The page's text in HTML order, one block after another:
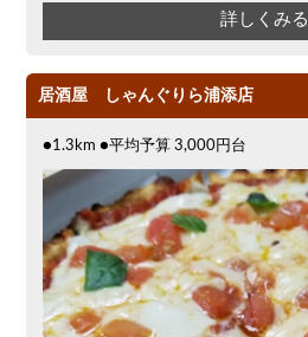
詳しくみる
居酒屋 しゃんぐりら浦添店
●1.3km ●平均予算 3,000円台